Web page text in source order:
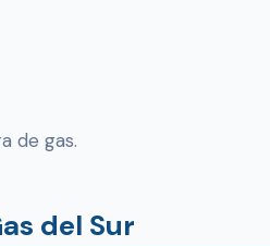
de gas.
del Sur